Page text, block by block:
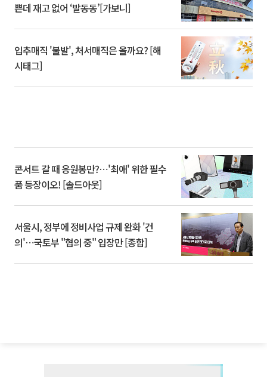
쁜데 재고 없어 ‘발동동’[가보니]
입추매직 '불발', 처서매직은 올까요? [해
시태그]
콘서트 갈 때 응원봉만?⋯'최애' 위한 필수
품 등장이오! [솔드아웃]
서울시, 정부에 정비사업 규제 완화 '건
의'⋯국토부 "협의 중" 입장만 [종합]